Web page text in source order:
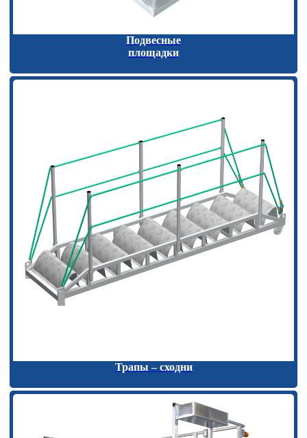
Подвесные
площадки
Трапы – сходни